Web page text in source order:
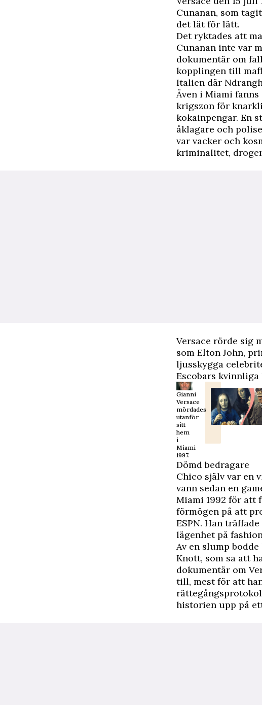
Cunanan, som
det lät för lätt.
Det ryktades att
Cunanan inte var
dokumentär om
kopplingen till
Italien där
Även i Miami
krigszon för
kokainpengar. En
åklagare och
var vacker och
kriminalitet,
Versace rörde sig
som Elton John,
ljusskygga
Escobars
Gianni
Versace
mördades
utanför
sitt
hem
i
Miami
1997.
Dömd bedragare
Chico själv var en
vann sedan en
Miami 1992 för att
förmögen på att
ESPN. Han
lägenhet på
Av en slump
Knott, som sa att
dokumentär om
till, mest för att
historien upp på